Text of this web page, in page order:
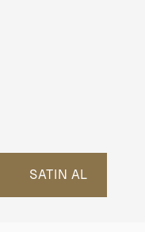
SATIN AL